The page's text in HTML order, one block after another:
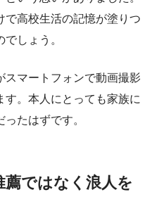
で高校生活の記憶が塗りつ
しょう。
スマートフォンで動画撮影
す。本人にとっても家族に
たはずです。
ではなく浪人を